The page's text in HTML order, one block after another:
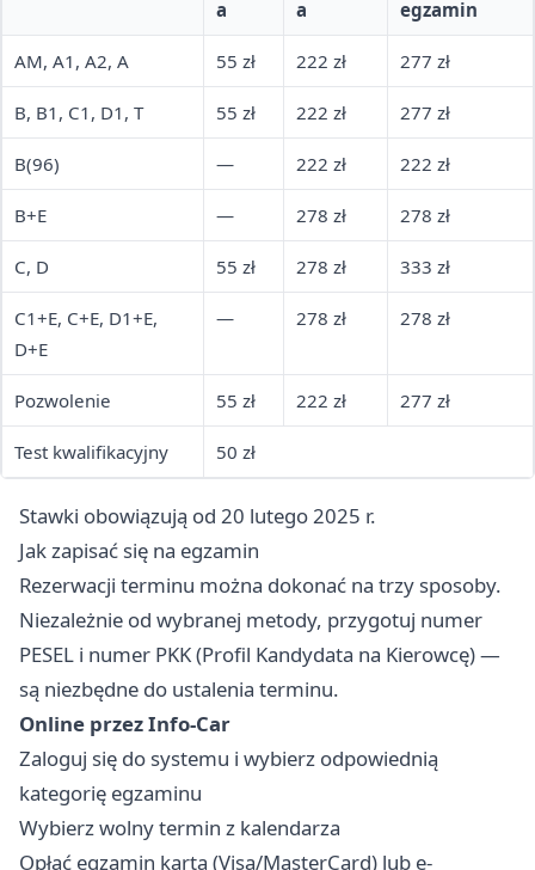
a a egzamin
AM, A1, A2, A 55 zł 222 zł 277 zł
B, B1, C1, D1, T 55 zł 222 zł 277 zł
B(96) — 222 zł 222 zł
B+E — 278 zł 278 zł
C, D 55 zł 278 zł 333 zł
C1+E, C+E, D1+E,
D+E
— 278 zł 278 zł
Pozwolenie 55 zł 222 zł 277 zł
Test kwalifikacyjny 50 zł
Stawki obowiązują od 20 lutego 2025 r.
Jak zapisać się na egzamin
Rezerwacji terminu można dokonać na trzy sposoby.
Niezależnie od wybranej metody, przygotuj numer
PESEL i numer PKK (Profil Kandydata na Kierowcę) —
są niezbędne do ustalenia terminu.
Online przez Info-Car
Zaloguj się do systemu i wybierz odpowiednią
kategorię egzaminu
Wybierz wolny termin z kalendarza
Opłać egzamin kartą (Visa/MasterCard) lub e-